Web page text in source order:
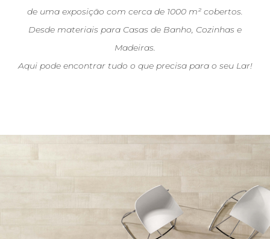
de uma exposição com cerca de 1000 m² cobertos.
Desde materiais para Casas de Banho, Cozinhas e
Madeiras.
Aqui pode encontrar tudo o que precisa para o seu Lar!